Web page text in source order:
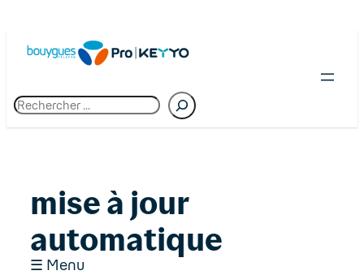
content
R
e
c
mise à jour
automatique
☰ Menu